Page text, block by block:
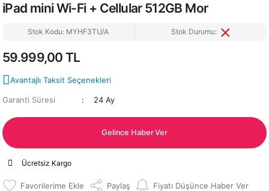
iPad mini Wi-Fi + Cellular 512GB Mor
Stok Kodu: MYHF3TU/A Stok Durumu:
59.999,00 TL
Avantajlı Taksit Seçenekleri
Garanti Süresi 24 Ay
Gelince Haber Ver
Ücretsiz Kargo
Paylaş Fiyatı Düşünce Haber Ver